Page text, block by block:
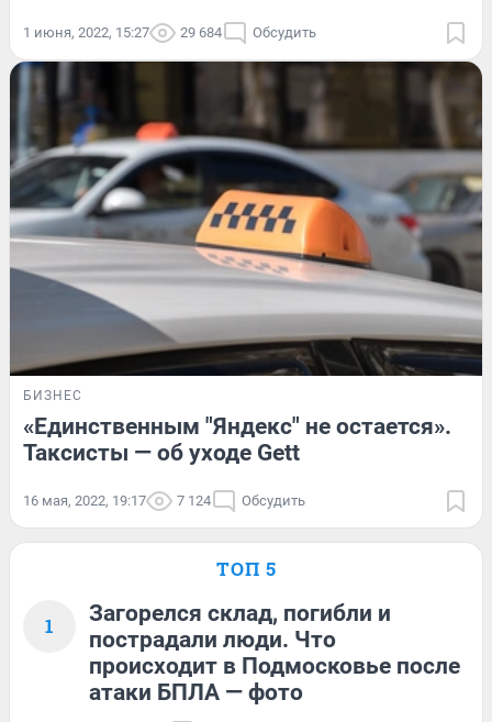
1 июня, 2022, 15:27 29 684 Обсудить
БИЗНЕС
«Единственным "Яндекс" не остается».
Таксисты — об уходе Gett
16 мая, 2022, 19:17 7 124 Обсудить
ТОП 5
1
Загорелся склад, погибли и
пострадали люди. Что
происходит в Подмосковье после
атаки БПЛА — фото